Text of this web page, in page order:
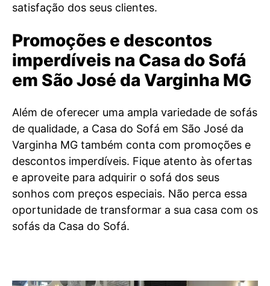
satisfação dos seus clientes.
Promoções e descontos
imperdíveis na Casa do Sofá
em São José da Varginha MG
Além de oferecer uma ampla variedade de sofás
de qualidade, a Casa do Sofá em São José da
Varginha MG também conta com promoções e
descontos imperdíveis. Fique atento às ofertas
e aproveite para adquirir o sofá dos seus
sonhos com preços especiais. Não perca essa
oportunidade de transformar a sua casa com os
sofás da Casa do Sofá.